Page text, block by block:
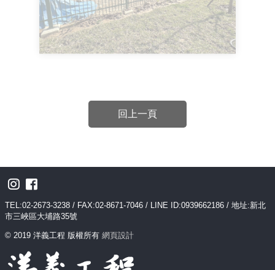
回上一頁
TEL:02-2673-3238 / FAX:02-8671-7046 / LINE ID:0939662186 / 地址:新北
市三峽區大埔路35號
© 2019 洋義工程 版權所有 網頁設計